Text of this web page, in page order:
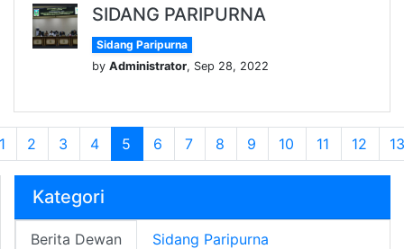
SIDANG PARIPURNA
Sidang Paripurna
by Administrator, Sep 28, 2022
2 3 4 5 6 7 8 9 10 11 12
Kategori
Berita Dewan Sidang Paripurna